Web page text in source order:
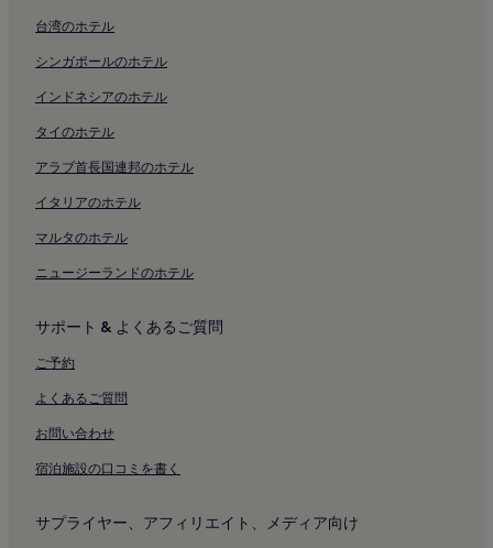
台湾のホテル
シンガポールのホテル
インドネシアのホテル
タイのホテル
アラブ首長国連邦のホテル
イタリアのホテル
マルタのホテル
ニュージーランドのホテル
サポート & よくあるご質問
ご予約
よくあるご質問
お問い合わせ
宿泊施設の口コミを書く
サプライヤー、アフィリエイト、メディア向け